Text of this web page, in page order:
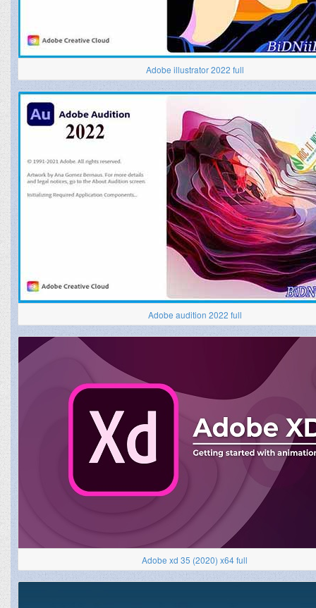
Adobe illustrator 2022 full
Adobe audition 2022 full
Adobe xd 35 (2020) x64 full